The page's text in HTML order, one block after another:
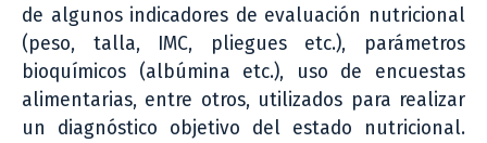
de algunos indicadores de evaluación nutricional
(peso, talla, IMC, pliegues etc.), parámetros
bioquímicos (albúmina etc.), uso de encuestas
alimentarias, entre otros, utilizados para realizar
un diagnóstico objetivo del estado nutricional.